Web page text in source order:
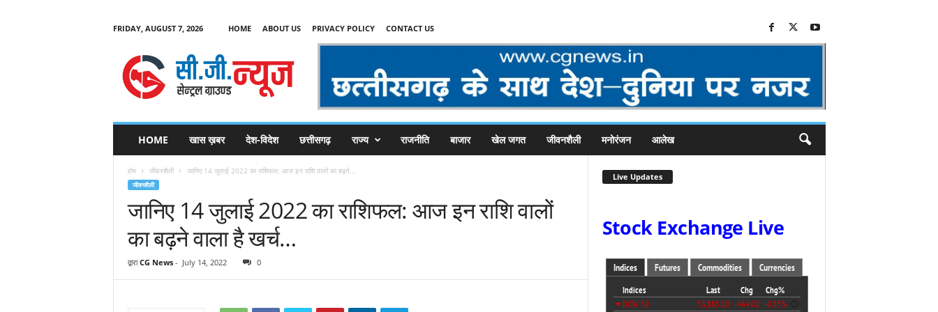
FRIDAY, AUGUST 7, 2026 HOME ABOUT US PRIVACY POLICY CONTACT US
C
HOME खास ख़बर देश-विदेश छत्तीसगढ़ राज्य राजनीति बाजार खेल जगत जीवनशैली मनोरंजन आलेख
होम जीवनशैली जानिए 14 जुलाई 2022 का राशिफल: आज इन राशि वालों का बढ़ने...
जीवनशैली
जानिए 14 जुलाई 2022 का राशिफल: आज इन राशि वालों
का बढ़ने वाला है खर्च…
द्वारा CG News- July 14, 2022 0
Live Updates
Stock Exchange Live